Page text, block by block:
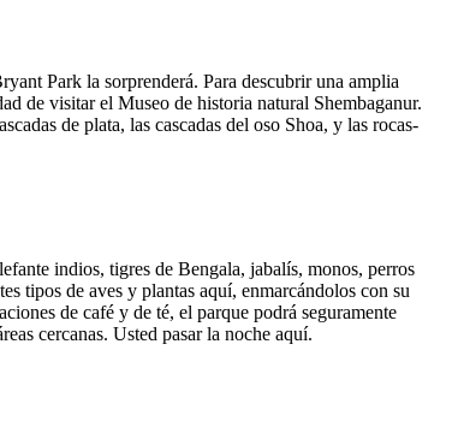
Park la sorprenderá. Para descubrir una amplia
de visitar el Museo de historia natural Shembaganur.
de plata, las cascadas del oso Shoa, y las rocas-
indios, tigres de Bengala, jabalís, monos, perros
tipos de aves y plantas aquí, enmarcándolos con su
de café y de té, el parque podrá seguramente
cercanas. Usted pasar la noche aquí.